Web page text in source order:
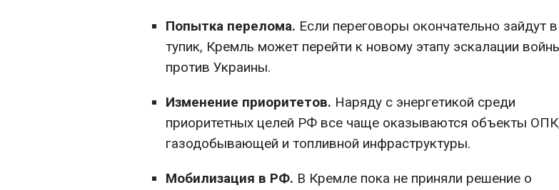
Попытка перелома. Если переговоры окончательно зайдут в
тупик, Кремль может перейти к новому этапу эскалации
против Украины.
Изменение приоритетов. Наряду с энергетикой среди
приоритетных целей РФ все чаще оказываются объекты
газодобывающей и топливной инфраструктуры.
Мобилизация в РФ. В Кремле пока не приняли решение о